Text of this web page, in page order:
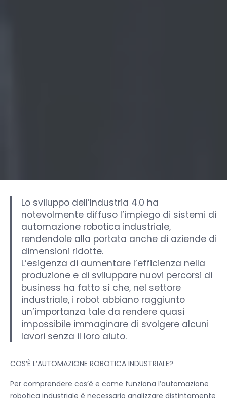
Lo sviluppo dell’Industria 4.0 ha
notevolmente diffuso l’impiego di sistemi di
automazione robotica industriale,
rendendole alla portata anche di aziende di
dimensioni ridotte.
L’esigenza di aumentare l’efficienza nella
produzione e di sviluppare nuovi percorsi di
business ha fatto sì che, nel settore
industriale, i robot abbiano raggiunto
un’importanza tale da rendere quasi
impossibile immaginare di svolgere alcuni
lavori senza il loro aiuto.
COS’È L’AUTOMAZIONE ROBOTICA INDUSTRIALE?
Per comprendere cos’è e come funziona l’automazione
robotica industriale è necessario analizzare distintamente